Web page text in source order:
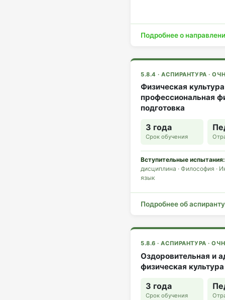
Подробнее о
5.8.4 · АСПИРАНТУРА ·
Физическая
профессиональная
подготовка
3 года
Срок обучения
Вступительные испытания:
дисциплина · Философия ·
язык
Подробнее об
5.8.6 · АСПИРАНТУРА ·
Оздоровительная и
физическая культура
3 года
Срок обучения